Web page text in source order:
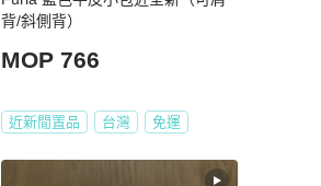
背/斜側背）
MOP 766
近新閒置品 台灣 免運